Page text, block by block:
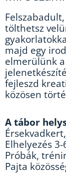
tölthetsz
majd egy
elmerülünk
fejleszd
közösen
Atábor
Elhelyezés
Próbák,
Pajta